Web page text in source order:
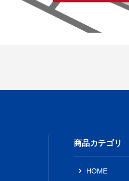
商品カテゴリ
HOME